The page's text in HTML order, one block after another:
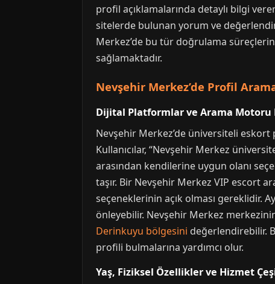
profil açıklamalarında detaylı bilgi
sitelerde bulunan yorum ve
Merkez’de bu tür doğrulama
sağlamaktadır.
Nevşehir Merkez’de Profil
Dijital Platformlar ve Arama Motoru
Nevşehir Merkez’de üniversiteli eskort
Kullanıcılar, “Nevşehir Merkez
arasından kendilerine uygun olanı
taşır. Bir Nevşehir Merkez VIP escort
seçeneklerinin açık olması gereklidir.
önleyebilir. Nevşehir Merkez
Derinkuyu bölgesini değerlendirebilir.
profili bulmalarına yardımcı olur.
Yaş, Fiziksel Özellikler ve Hizmet